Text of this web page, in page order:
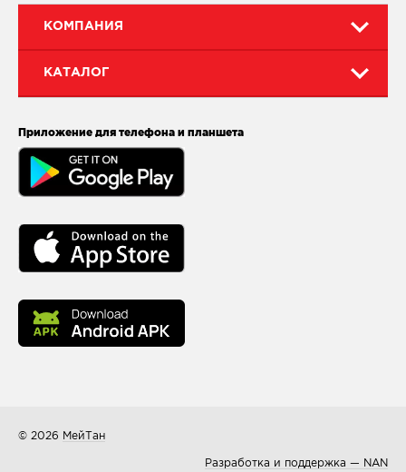
КОМПАНИЯ
КАТАЛОГ
Приложение для телефона и планшета
© 2026 МейТан
Разработка и поддержка — NAN